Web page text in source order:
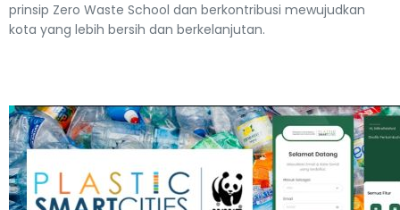
prinsip Zero Waste School dan berkontribusi mewujudkan
kota yang lebih bersih dan berkelanjutan.